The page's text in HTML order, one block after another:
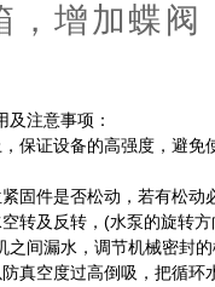
，增加蝶阀
及注意事项：
证设备的高强度，避免
件是否松动，若有松动
及反转，(水泵的旋转方
之间漏水，调节机械密封
空度过高倒吸，把循环